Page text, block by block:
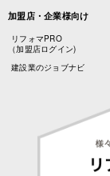
加盟店・企業様向け
リフォマPRO
（加盟店ログイン)
建設業のジョブナビ